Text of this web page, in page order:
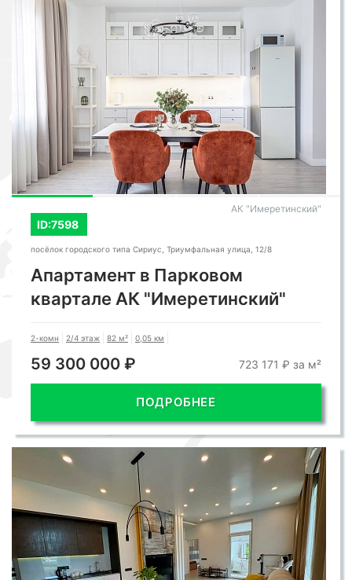
ID:7598
АК "Имеретинский"
посёлок городского типа Сириус, Триумфальная улица, 12/8
Апартамент в Парковом
квартале АК "Имеретинский"
2-комн 2/4 этаж 82 м² 0,05 км
59 300 000 ₽ 723 171 ₽ за м²
ПОДРОБНЕЕ